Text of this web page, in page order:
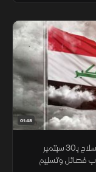
01:48
تستعد بغداد لفرض سلطتها مع انتهاء مهلة حصر السلاح بـ30 سبتمبر
فصائل وتسليم